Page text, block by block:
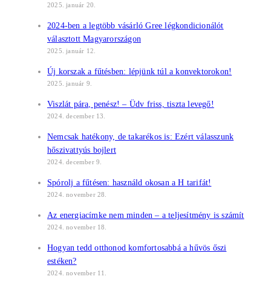
2025. január 20.
2024-ben a legtöbb vásárló Gree légkondicionálót
választott Magyarországon
2025. január 12.
Új korszak a fűtésben: lépjünk túl a konvektorokon!
2025. január 9.
Viszlát pára, penész! – Üdv friss, tiszta levegő!
2024. december 13.
Nemcsak hatékony, de takarékos is: Ezért válasszunk
hőszivattyús bojlert
2024. december 9.
Spórolj a fűtésen: használd okosan a H tarifát!
2024. november 28.
Az energiacímke nem minden – a teljesítmény is számít
2024. november 18.
Hogyan tedd otthonod komfortosabbá a hűvös őszi
estéken?
2024. november 11.